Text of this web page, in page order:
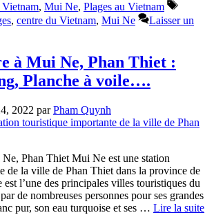
Vietnam, Mui Ne, Plages au Vietnam
, centre du Vietnam, Mui Ne
Laisser un
à Mui Ne, Phan Thiet :
Planche à voile….
2022 parPham Quynh
Phan Thiet Mui Ne est une station
de la ville de Phan Thiet dans la province de
l’une des principales villes touristiques du
de nombreuses personnes pour ses grandes
pur, son eau turquoise et ses … Lire la suite